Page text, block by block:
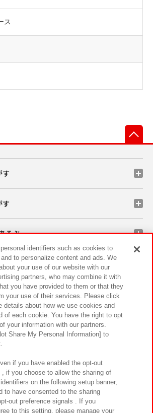
ス
す
す
そぶ
ペーン
サステナビリティ サイトポリシー
ー ウェブアクセシビリティ方針と検証結果
まとともに
ト対応方針 よくあるご質問・お問い合わせ
identifiers such as cookies to
to personalize content and ads. We
your use of our website with our
partners, who may combine it with
you have provided to them or that they
your use of their services. Please click
details about how we use cookies and
of each cookie. You have the right to opt
your information with our partners.
Share My Personal Information] to
if you have enabled the opt-out
, if you choose to allow the sharing of
on the following setup banner,
to have consented to the sharing
out preference signals . If you
to this setting, please manage your